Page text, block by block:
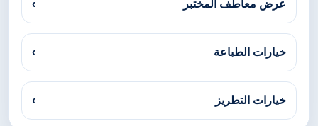
عرض معاطف المختبر ›
خيارات الطباعة ›
خيارات التطريز ›